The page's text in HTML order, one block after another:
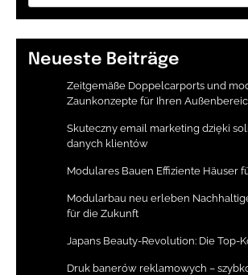
Neueste Beiträge
Zeitgemäße Doppelcarports und
Zaunkonzepte für Ihren
Skuteczny email marketing dzięki
danych klientów
Modulares Bauen Effiziente Häuser
Modularbau neu erleben
für die Zukunft
Japans Beauty-Revolution: Die Top-
Druk banerów reklamowych –